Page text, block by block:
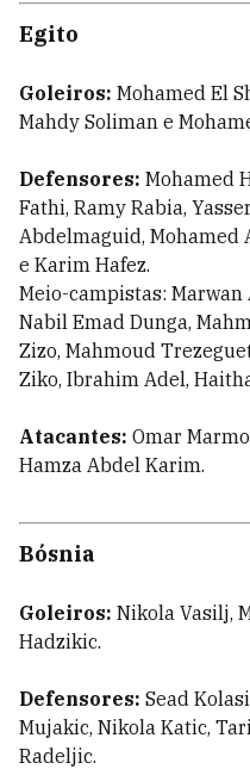
Egito
Goleiros: Mohamed El
Mahdy Soliman e
Defensores: Mohamed
Fathi, Ramy Rabia,
Abdelmaguid, Mohamed
e Karim Hafez.
Meio-campistas: Marwan
Nabil Emad Dunga,
Zizo, Mahmoud
Ziko, Ibrahim Adel,
Atacantes: Omar
Hamza Abdel Karim.
Bósnia
Goleiros: Nikola Vasilj,
Hadzikic.
Defensores: Sead
Mujakic, Nikola Katic,
Radeljic.